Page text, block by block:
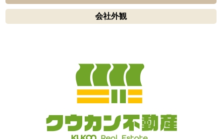
会社外観